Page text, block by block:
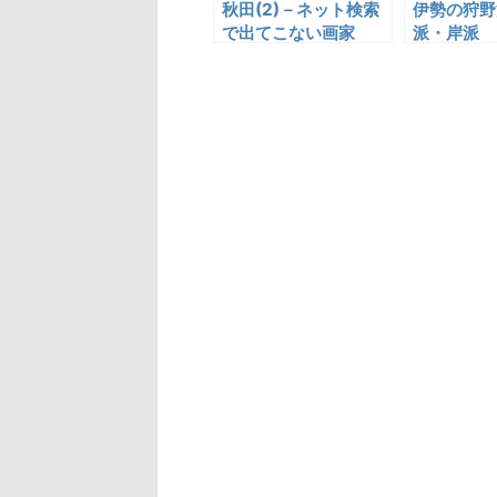
秋田(2)－ネット検索
で出てこない画家
伊勢の狩
派・岸派